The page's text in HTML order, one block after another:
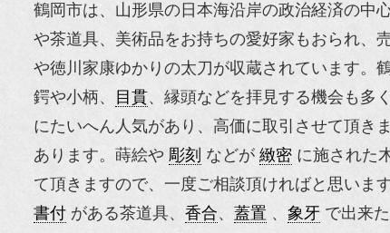
鶴岡市は、山形県の日本海沿岸の政治経済の中
や茶道具、美術品をお持ちの愛好家もおられ、
や徳川家康ゆかりの太刀が収蔵されています。
鍔や小柄、
目貫、縁頭などを拝見する機会も多
にたいへん人気があり、高価に取引させて頂き
あります。 蒔絵や 彫刻 などが 緻密 に施された
て頂きますので、一度ご相談頂ければと思いま
書付 がある茶道具、 香合、 蓋置 、 象牙 で出来た